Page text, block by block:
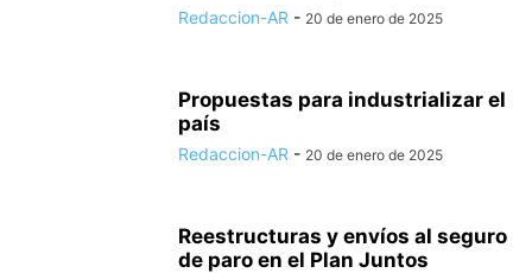
Redaccion-AR - 20 de enero de 2025
Propuestas para industrializar el
país
Redaccion-AR - 20 de enero de 2025
Reestructuras y envíos al seguro
de paro en el Plan Juntos